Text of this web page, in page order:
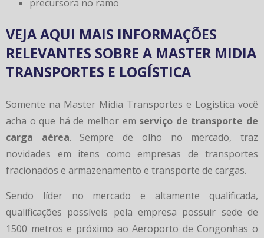
precursora no ramo
VEJA AQUI MAIS INFORMAÇÕES
RELEVANTES SOBRE A MASTER MIDIA
TRANSPORTES E LOGÍSTICA
Somente na Master Midia Transportes e Logística você
acha o que há de melhor em serviço de transporte de
carga aérea. Sempre de olho no mercado, traz
novidades em itens como empresas de transportes
fracionados e armazenamento e transporte de cargas.
Sendo líder no mercado e altamente qualificada,
qualificações possíveis pela empresa possuir sede de
1500 metros e próximo ao Aeroporto de Congonhas o